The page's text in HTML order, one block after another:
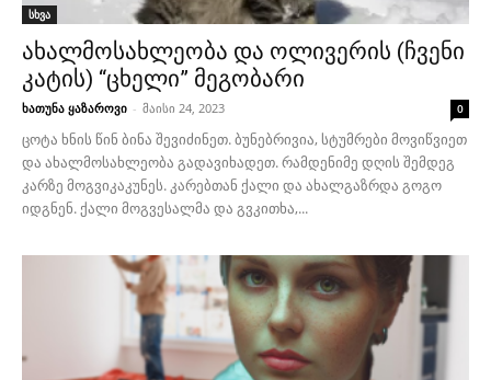
სხვა
ახალმოსახლეობა და ოლივერის (ჩვენი
კატის) “ცხელი” მეგობარი
ხათუნა ყაზაროვი - მაისი 24, 2023 0
ცოტა ხნის წინ ბინა შევიძინეთ. ბუნებრივია, სტუმრები მოვიწვიეთ
და ახალმოსახლეობა გადავიხადეთ. რამდენიმე დღის შემდეგ
კარზე მოგვიკაკუნეს. კარებთან ქალი და ახალგაზრდა გოგო
იდგნენ. ქალი მოგვესალმა და გვკითხა,...